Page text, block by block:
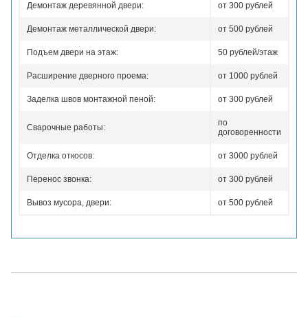
Демонтаж деревянной двери: от 300 рублей
Демонтаж металлической двери: от 500 рублей
Подъем двери на этаж: 50 рублей/этаж
Расширение дверного проема: от 1000 рублей
Заделка швов монтажной пеной: от 300 рублей
Сварочные работы:
по
договоренности
Отделка откосов: от 3000 рублей
Перенос звонка: от 300 рублей
Вывоз мусора, двери: от 500 рублей